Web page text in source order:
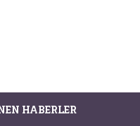
HABERLER